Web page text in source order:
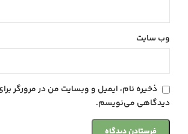
وب‌ سایت
ذخیره نام، ایمیل و وبسایت من در مرورگر
دیدگاهی می‌نویسم.